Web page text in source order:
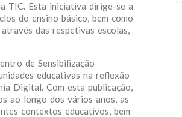
TIC. Esta iniciativa dirige-se a
do ensino básico, bem como
das respetivas escolas,
de Sensibilização
educativas na reflexão
Digital. Com esta publicação,
ao longo dos vários anos, as
contextos educativos, bem